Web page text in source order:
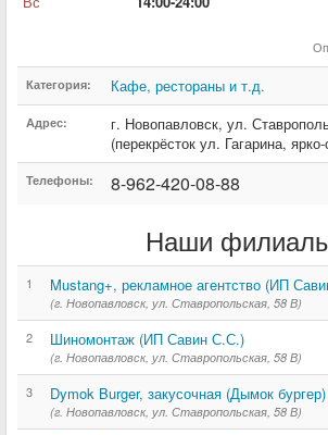
Категория: Кафе, рестораны и т.д.
Адрес: г. Новопавловск, ул.
(перекрёсток ул. Гагарина,
Телефоны: 8-962-420-08-88
Наши
1 Mustang+, рекламное агентство (ИП
(г. Новопавловск, ул. Ставропольская, 58 В)
2 Шиномонтаж (ИП Савин С.С.)
(г. Новопавловск, ул. Ставропольская, 58 В)
3 Dymok Burger, закусочная (Дымок бургер)
(г. Новопавловск, ул. Ставропольская, 58 В)